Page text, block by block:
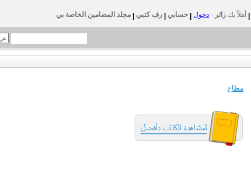
أهلاً بك زائر - دخول حسابي رف كتبي مجلد المضامين الخاصة بي
مطاح